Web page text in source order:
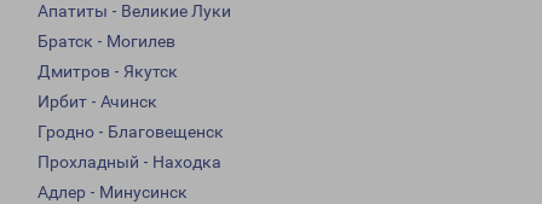
Апатиты - Великие Луки
Братск - Могилев
Дмитров - Якутск
Ирбит - Ачинск
Гродно - Благовещенск
Прохладный - Находка
Адлер - Минусинск